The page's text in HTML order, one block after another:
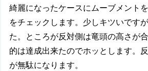
綺麗になったケースにムーブメント
をチェックします。少しキツいです
た。ところが反対側は竜頭の高さが
的は達成出来たのでホッとします。
が無駄になります。